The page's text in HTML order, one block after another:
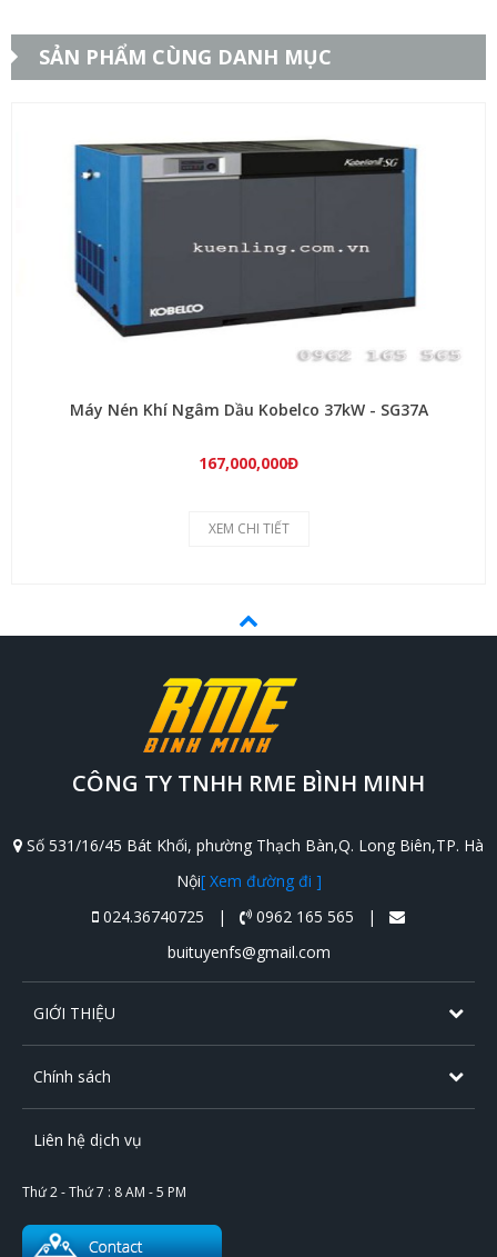
SẢN PHẨM CÙNG DANH MỤC
Máy Nén Khí Ngâm Dầu Kobelco 37kW - SG37A
167,000,000Đ
XEM CHI TIẾT
CÔNG TY TNHH RME BÌNH MINH
Số 531/16/45 Bát Khối, phường Thạch Bàn,Q. Long Biên,TP. Hà
Nội[ Xem đường đi ]
024.36740725 |
0962 165 565 |
buituyenfs@gmail.com
GIỚI THIỆU
Chính sách
Liên hệ dịch vụ
Thứ 2 - Thứ 7 : 8 AM - 5 PM